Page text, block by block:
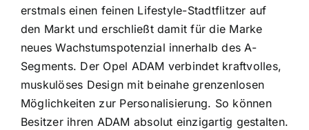
erstmals einen feinen Lifestyle-Stadtflitzer auf
den Markt und erschließt damit für die Marke
neues Wachstumspotenzial innerhalb des A-
Segments. Der Opel ADAM verbindet kraftvolles,
muskulöses Design mit beinahe grenzenlosen
Möglichkeiten zur Personalisierung. So können
Besitzer ihren ADAM absolut einzigartig gestalten.